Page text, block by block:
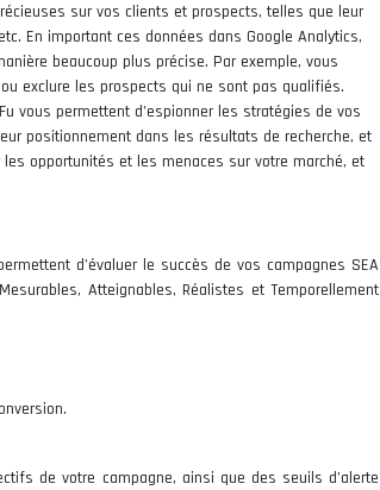
sur vos clients et prospects, telles que leur
En important ces données dans Google Analytics,
beaucoup plus précise. Par exemple, vous
exclure les prospects qui ne sont pas qualifiés.
vous permettent d’espionner les stratégies de vos
positionnement dans les résultats de recherche, et
opportunités et les menaces sur votre marché, et
d’évaluer le succès de vos campagnes SEA
Atteignables, Réalistes et Temporellement
de votre campagne, ainsi que des seuils d’alerte